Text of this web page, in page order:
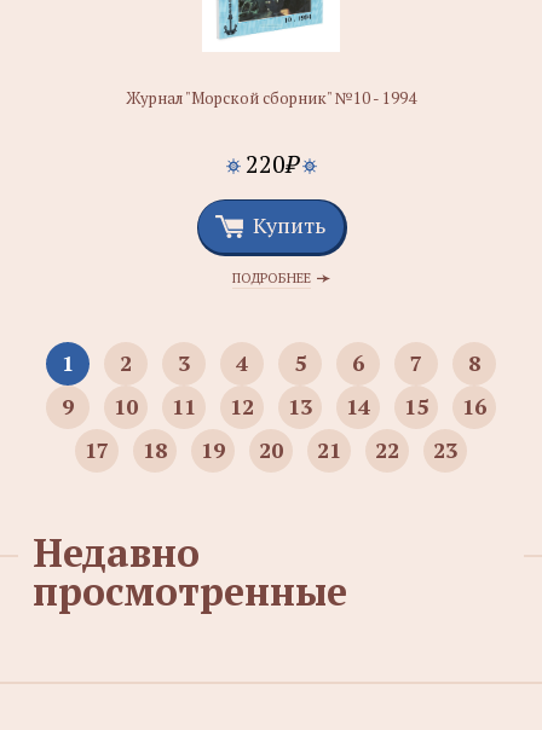
Журнал "Морской сборник" №10 - 1994
220₽
Купить
ПОДРОБНЕЕ
1 2 3 4 5 6 7
8
9
10 11 12 13 14 15
16
17
18 19 20 21 22 23
Недавно
просмотренные